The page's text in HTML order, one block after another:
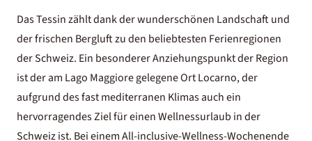
Das Tessin zählt dank der wunderschönen Landschaft und
der frischen Bergluft zu den beliebtesten Ferienregionen
der Schweiz. Ein besonderer Anziehungspunkt der Region
ist der am Lago Maggiore gelegene Ort Locarno, der
aufgrund des fast mediterranen Klimas auch ein
hervorragendes Ziel für einen Wellnessurlaub in der
Schweiz ist. Bei einem All-inclusive-Wellness-Wochenende